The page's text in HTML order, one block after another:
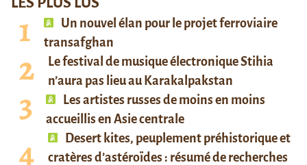
Un nouvel élan pour le projet ferroviaire
transafghan
Le festival de musique électronique Stihia
n’aura pas lieu au Karakalpakstan
Les artistes russes de moins en moins
accueillis en Asie centrale
Desert kites, peuplement préhistorique et
cratères d’astéroïdes : résumé de recherches